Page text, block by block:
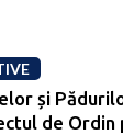
și
de Ordin